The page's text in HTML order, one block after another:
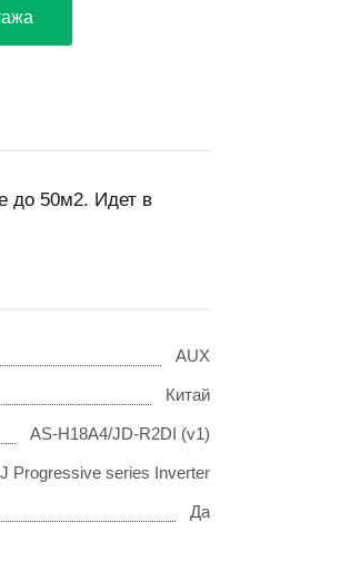
до 50м2. Идет в
AUX
Китай
AS-H18A4/JD-R2DI (v1)
J Progressive series Inverter
Да